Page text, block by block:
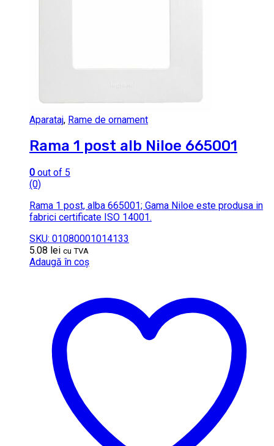
Aparataj, Rame de ornament
Rama 1 post alb Niloe 665001
0 out of 5
(0)
Rama 1 post, alba 665001; Gama Niloe este produsa in
fabrici certificate ISO 14001.
SKU: 01080001014133
5.08 lei cu TVA
Adaugă în coș